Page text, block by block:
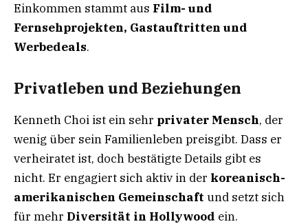
Einkommen stammt aus Film- und
Fernsehprojekten, Gastauftritten und
Werbedeals.
Privatleben und Beziehungen
Kenneth Choi ist ein sehr privater Mensch, der
wenig über sein Familienleben preisgibt. Dass er
verheiratet ist, doch bestätigte Details gibt es
nicht. Er engagiert sich aktiv in der koreanisch-
amerikanischen Gemeinschaft und setzt sich
für mehr Diversität in Hollywood ein.